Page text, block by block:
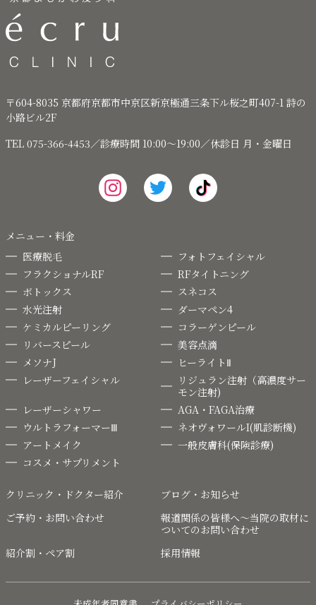
〒604-8035 京都府京都市中京区新京極通三条下ル桜之町407-1 詩の
小路ビル2F
TEL 075-366-4453／診療時間 10:00～19:00／休診日 月・金曜日
メニュー・料金
医療脱毛
フォトフェイシャル
フラクショナルRF
RFタイトニング
ボトックス
スネコス
水光注射
ダーマペン4
ケミカルピーリング
コラーゲンピール
リバースピール
美容点滴
メソナJ
ヒーライトⅡ
レーザーフェイシャル
リジュラン注射（高濃度サー
モン注射)
レーザーシャワー
AGA・FAGA治療
ウルトラフォーマーⅢ
ネオヴォワールI(肌診断機)
アートメイク
一般皮膚科(保険診療)
コスメ・サプリメント
クリニック・ドクター紹介
ブログ・お知らせ
ご予約・お問い合わせ
報道関係の皆様へ〜当院の取材に
ついてのお問い合わせ
紹介割・ペア割
採用情報